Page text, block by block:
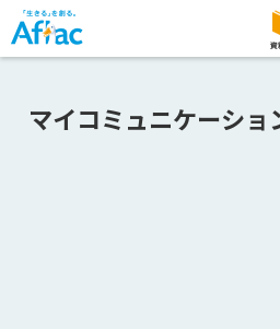
マイコミュニケーショ